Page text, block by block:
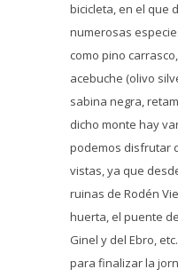
bicicleta, en el que
numerosas
como pino
acebuche (olivo
sabina negra,
dicho monte hay
podemos disfrutar
vistas, ya que
ruinas de Rodén
huerta, el puente
Ginel y del Ebro,
para finalizar la